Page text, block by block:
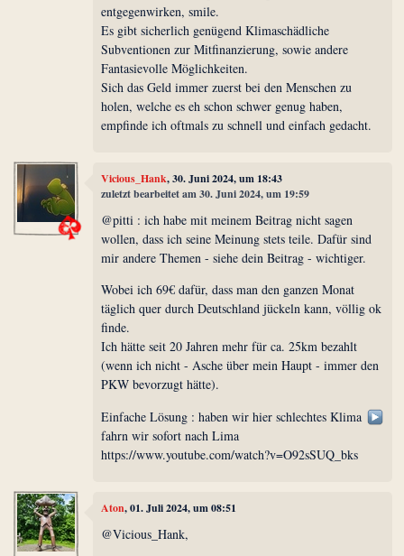
entgegenwirken, smile.
Es gibt sicherlich genügend Klimaschädliche
Subventionen zur Mitfinanzierung, sowie andere
Fantasievolle Möglichkeiten.
Sich das Geld immer zuerst bei den Menschen zu
holen, welche es eh schon schwer genug haben,
empfinde ich oftmals zu schnell und einfach gedacht.
Vicious_Hank, 30. Juni 2024, um 18:43
zuletzt bearbeitet am 30. Juni 2024, um 19:59
@pitti : ich habe mit meinem Beitrag nicht sagen
wollen, dass ich seine Meinung stets teile. Dafür sind
mir andere Themen - siehe dein Beitrag - wichtiger.
Wobei ich 69€ dafür, dass man den ganzen Monat
täglich quer durch Deutschland jückeln kann, völlig ok
finde.
Ich hätte seit 20 Jahren mehr für ca. 25km bezahlt
(wenn ich nicht - Asche über mein Haupt - immer den
PKW bevorzugt hätte).
Einfache Lösung : haben wir hier schlechtes Klima
fahrn wir sofort nach Lima
https://www.youtube.com/watch?v=O92sSUQ_bks
Aton, 01. Juli 2024, um 08:51
@Vicious_Hank,